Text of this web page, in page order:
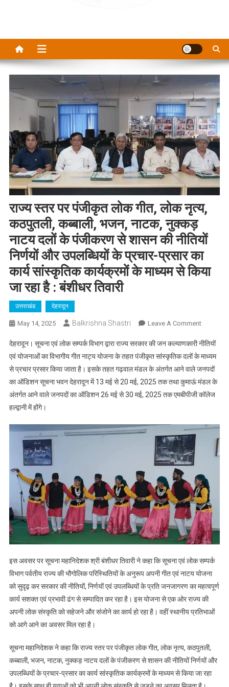
राज्य स्तर पर पंजीकृत लोक गीत, लोक नृत्य,
कठपुतली, कब्बाली, भजन, नाटक, नुक्कड़
नाटय दलों के पंजीकरण से शासन की नीतियों
निर्णयों और उपलब्धियों के प्रचार-प्रसार का
कार्य सांस्कृतिक कार्यक्रमों के माध्यम से किया
जा रहा है : बंशीधर तिवारी
उत्तराखंड देहरादून
May 14, 2025 Balkrishna Shastri Leave A CommentOn
स्तर
पर
पंजीकृत
लोक
गीत,
कठपुतली,
कब्बाली,
नुक्कड़
नाटय
दलों
के
पंजीकरण
से
शासन
की
नीतियों
के
का
कार्य
सांस्कृतिक
देहरादून। सूचना एवं लोक सम्पर्क विभाग द्वारा राज्य सरकार की जन कल्याणकारी नीतियों
एवं योजनाओं का विभागीय गीत नाट्य योजना के तहत पंजीकृत सांस्कृतिक दलों के माध्यम
से प्रचार प्रसार किया जाता है। इसके तहत गढ़वाल मंडल के अंतर्गत आने वाले जनपदों
का ऑडिशन सूचना भवन देहरादून में 13 मई से 20 मई, 2025 तक तथा कुमाऊं मंडल के
अंतर्गत आने वाले जनपदों का ऑडिशन 26 मई से 30 मई, 2025 तक एमबीपीजी कॉलेज
हल्द्वानी में होंगे।
इस अवसर पर सूचना महानिदेशक श्री बंशीधर तिवारी ने कहा कि सूचना एवं लोक सम्पर्क
विभाग पर्वतीय राज्य की भौगोलिक परिस्थितियों के अनुरूप अपनी गीत एवं नाटय योजना
को सुदृढ़ कर सरकार की नीतियों, निर्णयों एवं उपलब्धियों के प्रति जनजागरण का महत्वपूर्ण
कार्य सशक्त एवं प्रभावी ढंग से सम्पादित कर रहा है। इस योजना से एक ओर राज्य की
अपनी लोक संस्कृति को सहेजने और संजोने का कार्य हो रहा है। वहीं स्थानीय प्रतिभाओं
को आगे आने का अवसर मिल रहा है।
सूचना महानिदेशक ने कहा कि राज्य स्तर पर पंजीकृत लोक गीत, लोक नृत्य, कठपुतली,
कब्बाली, भजन, नाटक, नुक्कड़ नाटय दलों के पंजीकरण से शासन की नीतियों निर्णयों और
उपलब्धियों के प्रचार-प्रसार का कार्य सांस्कृतिक कार्यक्रमों के माध्यम से किया जा रहा